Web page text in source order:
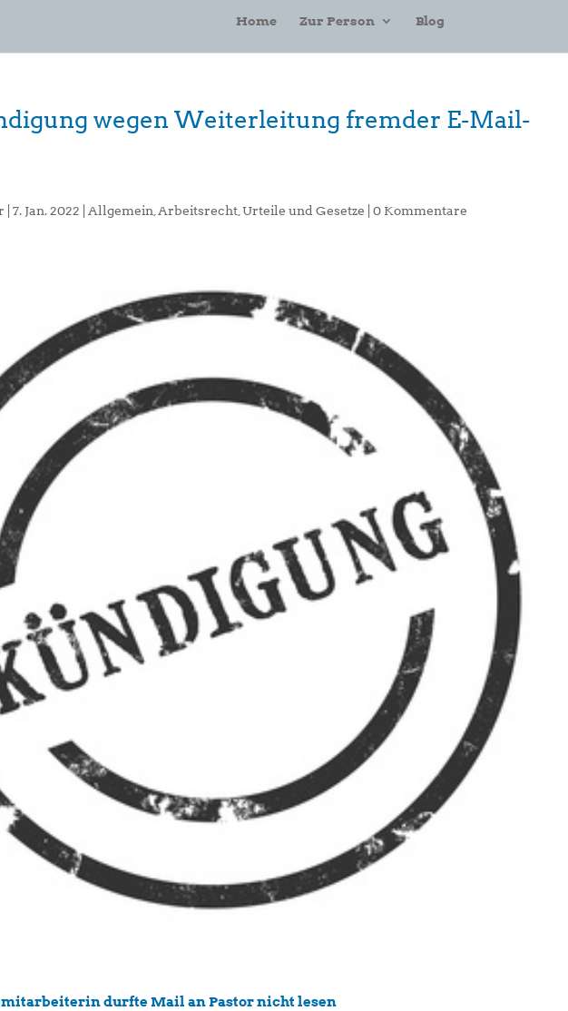
Home Zur Person Blog
wegen Weiterleitung fremder E-Mail-
|7. Jan. 2022 Allgemein Arbeitsrecht ,Urteile und Gesetze |0 Kommentare
durfte Mail an Pastor nicht lesen